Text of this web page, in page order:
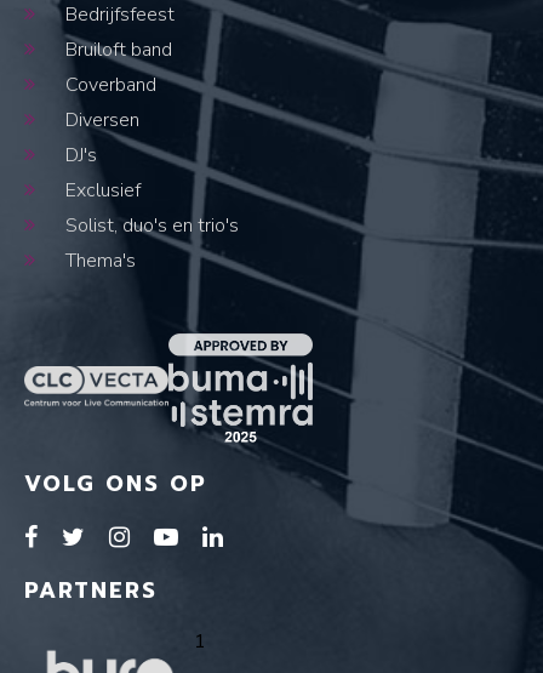
Bedrijfsfeest
Bruiloft band
Coverband
Diversen
DJ's
Exclusief
Solist, duo's en trio's
Thema's
VOLG ONS OP
PARTNERS
1